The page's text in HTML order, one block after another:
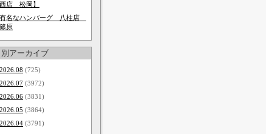
西店 松岡】
有名なハンバーグ 八柱店
篠原
別アーカイブ
2026.08 (725)
2026.07 (3972)
2026.06 (3831)
2026.05 (3864)
2026.04 (3791)